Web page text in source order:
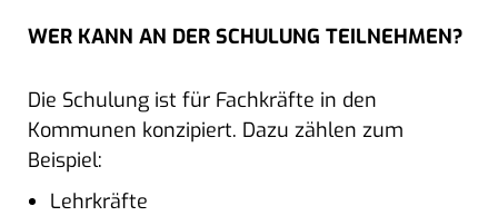
WER KANN AN DER SCHULUNG TEILNEHMEN?
Die Schulung ist für Fachkräfte in den
Kommunen konzipiert. Dazu zählen zum
Beispiel:
Lehrkräfte